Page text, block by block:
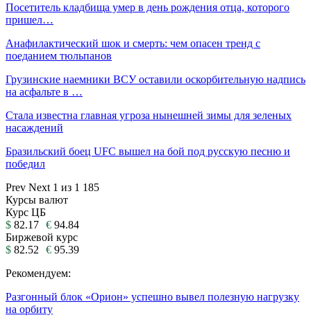
Посетитель кладбища умер в день рождения отца, которого
пришел…
Анафилактический шок и смерть: чем опасен тренд с
поеданием тюльпанов
Грузинские наемники ВСУ оставили оскорбительную надпись
на асфальте в …
Стала известна главная угроза нынешней зимы для зеленых
насаждений
Бразильский боец UFC вышел на бой под русскую песню и
победил
Prev Next 1 из 1 185
Курсы валют
Курс ЦБ
$ 82.17 € 94.84
Биржевой курс
$ 82.52 € 95.39
Рекомендуем:
Разгонный блок «Орион» успешно вывел полезную нагрузку
на орбиту